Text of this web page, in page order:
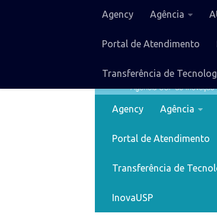
Agency Agência
Portal de Atendimento
Transferência de
Agency Agência
Portal de Atendimento
Transferência de
InovaUSP